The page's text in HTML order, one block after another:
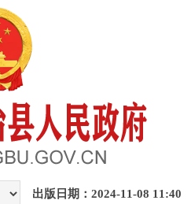
出版日期：2024-11-08 11:40